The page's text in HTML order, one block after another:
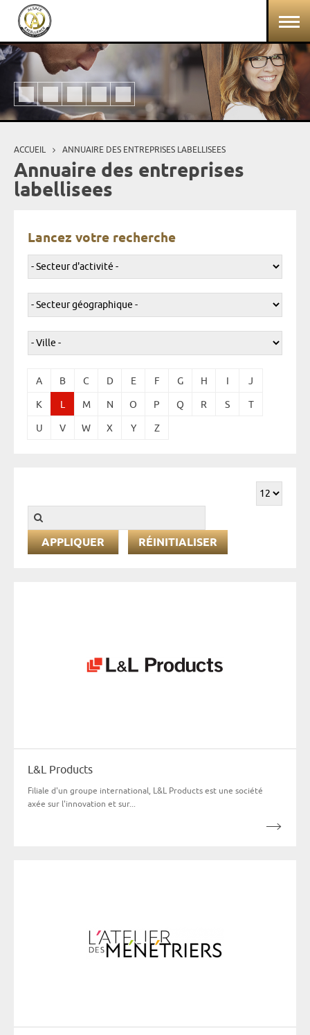
Aller au contenu principal
Vous êtes ici
ACCUEIL ANNUAIRE DES ENTREPRISES LABELLISEES
Annuaire des entreprises
labellisees
Lancez votre recherche
A B C D E F G H I J
K L M N O P Q R S T
U V W X Y Z
RÉINITIALISER
L&L Products
Filiale d'un groupe international, L&L Products est une société
axée sur l'innovation et sur...
Panneau de gestion des cookies